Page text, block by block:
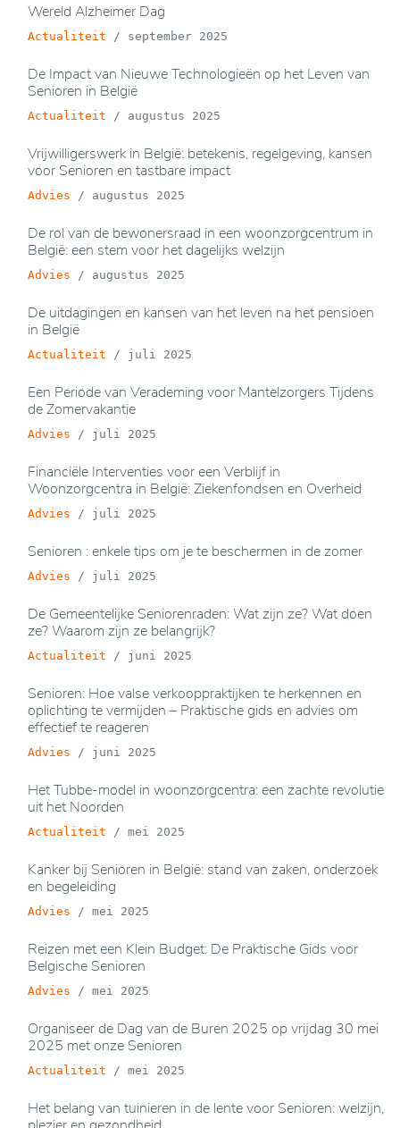
Wereld Alzheimer Dag
Actualiteit / september 2025
De Impact van Nieuwe Technologieën op het Leven van
Senioren in België
Actualiteit / augustus 2025
Vrijwilligerswerk in België: betekenis, regelgeving, kansen
voor Senioren en tastbare impact
Advies / augustus 2025
De rol van de bewonersraad in een woonzorgcentrum in
België: een stem voor het dagelijks welzijn
Advies / augustus 2025
De uitdagingen en kansen van het leven na het pensioen
in België
Actualiteit / juli 2025
Een Periode van Verademing voor Mantelzorgers Tijdens
de Zomervakantie
Advies / juli 2025
Financiële Interventies voor een Verblijf in
Woonzorgcentra in België: Ziekenfondsen en Overheid
Advies / juli 2025
Senioren : enkele tips om je te beschermen in de zomer
Advies / juli 2025
De Gemeentelijke Seniorenraden: Wat zijn ze? Wat doen
ze? Waarom zijn ze belangrijk?
Actualiteit / juni 2025
Senioren: Hoe valse verkooppraktijken te herkennen en
oplichting te vermijden – Praktische gids en advies om
effectief te reageren
Advies / juni 2025
Het Tubbe-model in woonzorgcentra: een zachte revolutie
uit het Noorden
Actualiteit / mei 2025
Kanker bij Senioren in België: stand van zaken, onderzoek
en begeleiding
Advies / mei 2025
Reizen met een Klein Budget: De Praktische Gids voor
Belgische Senioren
Advies / mei 2025
Organiseer de Dag van de Buren 2025 op vrijdag 30 mei
2025 met onze Senioren
Actualiteit / mei 2025
Het belang van tuinieren in de lente voor Senioren: welzijn,